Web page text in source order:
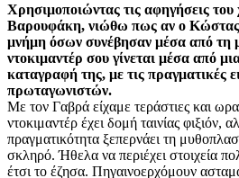
Χρησιμοποιώντας τις αφηγήσεις του
Βαρουφάκη, νιώθω πως αν ο Κώστας
μνήμη όσων συνέβησαν μέσα από τη
ντοκιμαντέρ σου γίνεται μέσα από
καταγραφή της, με τις πραγματικές
πρωταγωνιστών.
Με τον Γαβρά είχαμε τεράστιες και
ντοκιμαντέρ έχει δομή ταινίας φιξιόν,
πραγματικότητα ξεπερνάει τη
σκληρό. Ήθελα να περιέχει στοιχεία
έτσι το έζησα. Πηγαινοερχόμουν